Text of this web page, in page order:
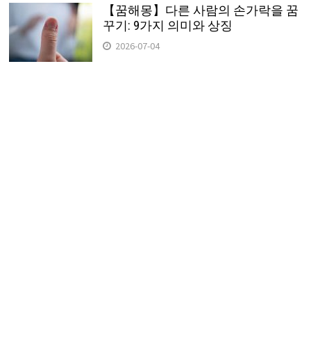
【꿈해몽】다른 사람의 손가락을 꿈
꾸기: 9가지 의미와 상징
2026-07-04